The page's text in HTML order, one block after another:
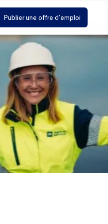
Publier une offre d'emploi